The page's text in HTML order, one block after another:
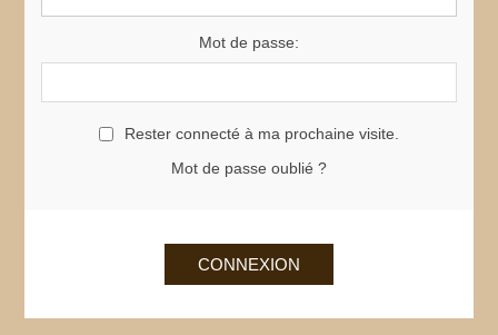
Mot de passe:
Rester connecté à ma prochaine visite.
Mot de passe oublié ?